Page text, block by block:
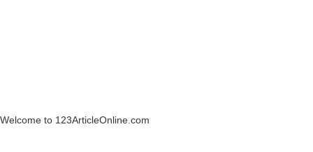
Welcome to 123ArticleOnline.com